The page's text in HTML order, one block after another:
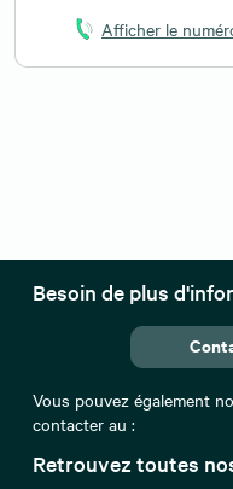
Afficher le
Retrouvez toutes
Besoin de plus
Vous pouvez également
contacter au :